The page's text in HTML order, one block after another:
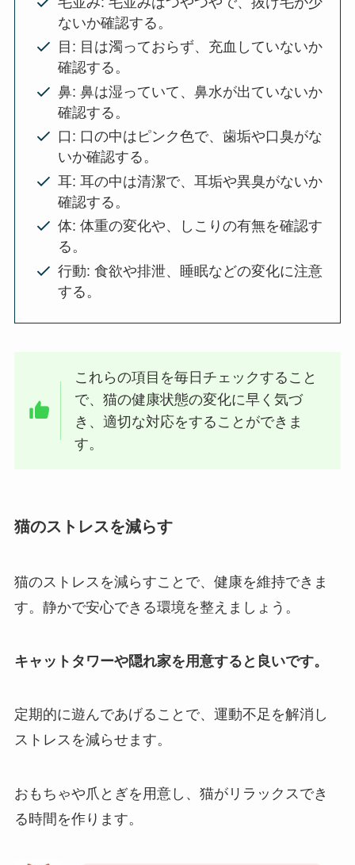
ないか確認する。
目: 目は濁っておらず、充血していないか
確認する。
鼻: 鼻は湿っていて、鼻水が出ていないか
確認する。
口: 口の中はピンク色で、歯垢や口臭がな
いか確認する。
耳: 耳の中は清潔で、耳垢や異臭がないか
確認する。
体: 体重の変化や、しこりの有無を確認す
る。
行動: 食欲や排泄、睡眠などの変化に注意
する。
これらの項目を毎日チェックすること
で、猫の健康状態の変化に早く気づ
き、適切な対応をすることができま
す。
猫のストレスを減らす
猫のストレスを減らすことで、健康を維持できま
す。静かで安心できる環境を整えましょう。
キャットタワーや隠れ家を用意すると良いです。
定期的に遊んであげることで、運動不足を解消し
ストレスを減らせます。
おもちゃや爪とぎを用意し、猫がリラックスでき
る時間を作ります。